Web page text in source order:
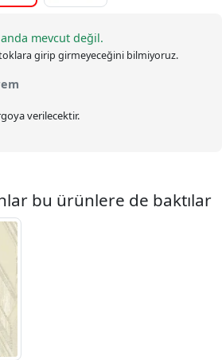
mevcut değil.
girip girmeyeceğini bilmiyoruz.
verilecektir.
bu ürünlere de baktılar